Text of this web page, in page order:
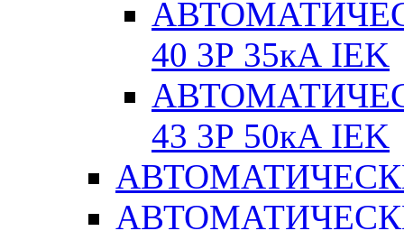
40 3Р 35кА IEK
43 3Р 50кА IEK